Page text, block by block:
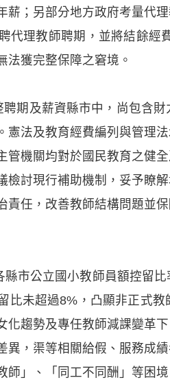
薪；另部分地方政府考量代
代理教師聘期，並將結餘
法獲完整保障之窘境。
期及薪資縣市中，尚包含
憲法及教育經費編列與管理
管機關均對於國民教育之健
檢討現行補助機制，妥予瞭
責任，改善教師結構問題並
市公立國小教師員額控留
比未超過8%，凸顯非正式
化趨勢及專任教師減課變革
異，渠等相關給假、服務成
師」、「同工不同酬」等困境